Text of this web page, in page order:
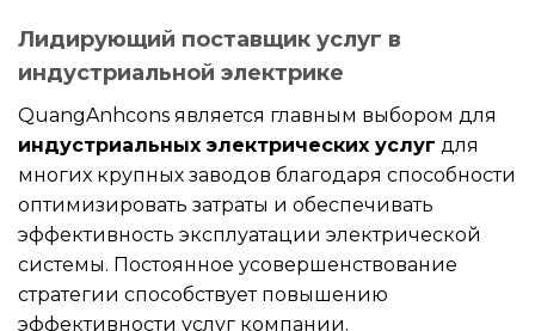
Лидирующий поставщик услуг в
индустриальной электрике
QuangAnhcons является главным выбором для
индустриальных электрических услуг для
многих крупных заводов благодаря способности
оптимизировать затраты и обеспечивать
эффективность эксплуатации электрической
системы. Постоянное усовершенствование
стратегии способствует повышению
эффективности услуг компании.